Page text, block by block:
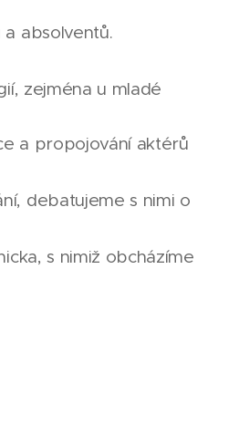
absolventů.
zejména u mladé
a propojování aktérů
debatujeme s nimi o
s nimiž obcházíme